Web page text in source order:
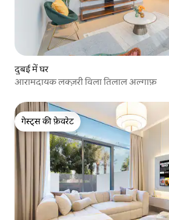
दुबई में घर
आरामदायक लक्ज़री विला तिलाल अल्गाफ़
गेस्ट्स की फ़ेवरेट
गेस्ट्स की फ़ेवरेट